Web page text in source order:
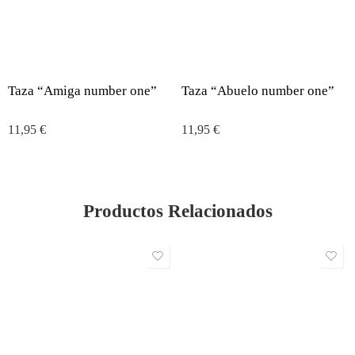
Taza “Amiga number one”
11,95 €
Taza “Abuelo number one”
11,95 €
Productos Relacionados